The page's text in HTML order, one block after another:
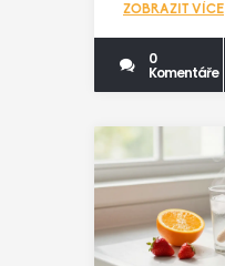
krásnou pleť.
ZOBRAZIT VÍCE
0
Komentáře